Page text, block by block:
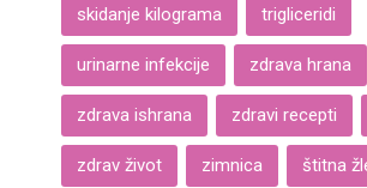
skidanje kilograma trigliceridi
urinarne infekcije zdrava hrana
zdrava ishrana zdravi recepti
zdrav život zimnica štitna